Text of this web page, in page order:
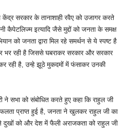
सरकार के तानाशाही रवैए को उजागर करते
कैपेटलिज्म इत्यादि जैसे मुद्दों को जनता के समक्ष
को जनता द्वारा मिल रहे समर्थन से ये स्पष्ट है
भर रही है जिससे घबराकर सरकार और सरकार
रही है, उन्हे झूठे मुकदमों में फंसाकर उनकी
ने सभा को संबोधित करते हुए कहा कि राहुल जी
प्राप्त हुई है, जनता ने खुलकर राहुल जी का
दुखों को और देश में फैली अराजकता को राहुल जी